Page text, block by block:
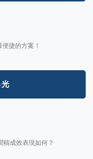
捷的方案！
成效表現如何？